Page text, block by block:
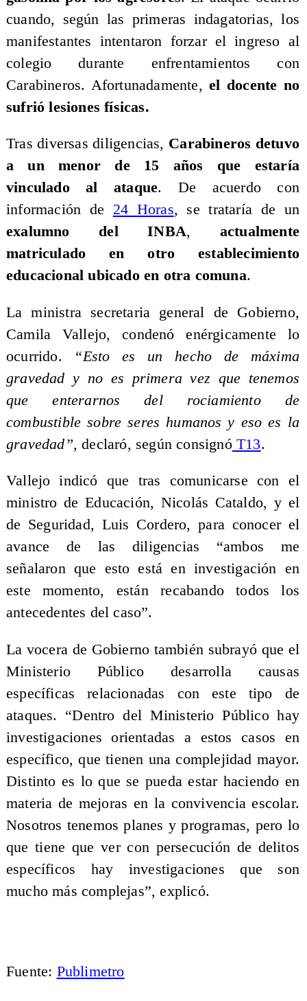
cuando, según las primeras indagatorias, los
manifestantes intentaron forzar el ingreso al
colegio durante enfrentamientos con
Carabineros. Afortunadamente,el docente no
sufrió lesiones físicas.
Tras diversas diligencias, Carabineros detuvo
a un menor de 15 años que estaría
vinculado al ataque. De acuerdo con
información de 24 Horas, se trataría de un
exalumno del INBA, actualmente
matriculado en otro establecimiento
educacional ubicado en otra comuna.
La ministra secretaria general de Gobierno,
Camila Vallejo, condenó enérgicamente lo
ocurrido.
“Esto es un hecho de máxima
gravedad y no es primera vez que tenemos
que enterarnos del rociamiento de
combustible sobre seres humanos y eso es la
gravedad”, declaró, según consignóT13.
Vallejo indicó que tras comunicarse con el
ministro de Educación, Nicolás Cataldo, y el
de Seguridad, Luis Cordero, para conocer el
avance de las diligencias “ambos me
señalaron que esto está en investigación en
este momento, están recabando todos los
antecedentes del caso”.
La vocera de Gobierno también subrayó que el
Ministerio Público desarrolla causas
específicas relacionadas con este tipo de
ataques. “Dentro del Ministerio Público hay
investigaciones orientadas a estos casos en
específico, que tienen una complejidad mayor.
Distinto es lo que se pueda estar haciendo en
materia de mejoras en la convivencia escolar.
Nosotros tenemos planes y programas, pero lo
que tiene que ver con persecución de delitos
específicos hay investigaciones que son
mucho más complejas”, explicó.
Fuente: Publimetro